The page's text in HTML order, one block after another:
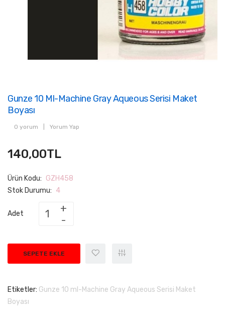
Gunze 10 Ml-Machine Gray Aqueous Serisi Maket
Boyası
0 yorum Yorum Yap
140,00TL
Ürün Kodu: GZH458
Stok Durumu: 4
Adet
SEPETE EKLE
Etiketler: Gunze 10 ml-Machine Gray Aqueous Serisi Maket
Boyası